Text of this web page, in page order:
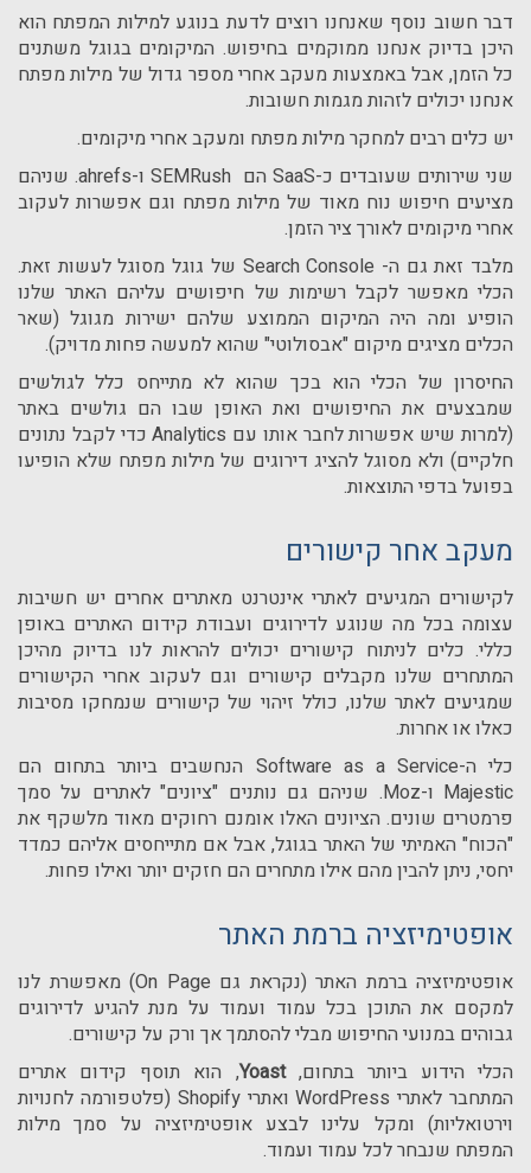
דבר חשוב נוסף שאנחנו רוצים לדעת בנוגע למילות המפתח הוא
היכן בדיוק אנחנו ממוקמים בחיפוש. המיקומים בגוגל משתנים
כל הזמן, אבל באמצעות מעקב אחרי מספר גדול של מילות מפתח
אנחנו יכולים לזהות מגמות חשובות.
יש כלים רבים למחקר מילות מפתח ומעקב אחרי מיקומים.
שני שירותים שעובדים כ-SaaS הם SEMRush ו-ahrefs. שניהם
מציעים חיפוש נוח מאוד של מילות מפתח וגם אפשרות לעקוב
אחרי מיקומים לאורך ציר הזמן.
מלבד זאת גם ה- Search Console של גוגל מסוגל לעשות זאת.
הכלי מאפשר לקבל רשימות של חיפושים עליהם האתר שלנו
הופיע ומה היה המיקום הממוצע שלהם ישירות מגוגל (שאר
הכלים מציגים מיקום "אבסולוטי" שהוא למעשה פחות מדויק).
החיסרון של הכלי הוא בכך שהוא לא מתייחס כלל לגולשים
שמבצעים את החיפושים ואת האופן שבו הם גולשים באתר
(למרות שיש אפשרות לחבר אותו עם Analyticsכדי לקבל נתונים
חלקיים) ולא מסוגל להציג דירוגים של מילות מפתח שלא הופיעו
בפועל בדפי התוצאות.
מעקב אחר קישורים
לקישורים המגיעים לאתרי אינטרנט מאתרים אחרים יש חשיבות
עצומה בכל מה שנוגע לדירוגים ועבודת קידום האתרים באופן
כללי. כלים לניתוח קישורים יכולים להראות לנו בדיוק מהיכן
המתחרים שלנו מקבלים קישורים וגם לעקוב אחרי הקישורים
שמגיעים לאתר שלנו, כולל זיהוי של קישורים שנמחקו מסיבות
כאלו או אחרות.
כלי ה-Software as a Service הנחשבים ביותר בתחום הם
Majestic ו-Moz. שניהם גם נותנים "ציונים" לאתרים על סמך
פרמטרים שונים. הציונים האלו אומנם רחוקים מאוד מלשקף את
"הכוח" האמיתי של האתר בגוגל, אבל אם מתייחסים אליהם כמדד
יחסי, ניתן להבין מהם אילו מתחרים הם חזקים יותר ואילו פחות.
אופטימיזציה ברמת האתר
אופטימיזציה ברמת האתר (נקראת גם On Page) מאפשרת לנו
למקסם את התוכן בכל עמוד ועמוד על מנת להגיע לדירוגים
גבוהים במנועי החיפוש מבלי להסתמך אך ורק על קישורים.
הכלי הידוע ביותר בתחום,Yoast, הוא תוסף קידום אתרים
המתחבר לאתרי WordPressואתריShopify (פלטפורמה לחנויות
וירטואליות) ומקל עלינו לבצע אופטימיזציה על סמך מילות
המפתח שנבחר לכל עמוד ועמוד.